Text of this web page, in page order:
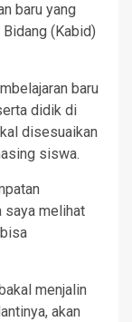
baru yang
(Kabid)
baru
didik di
disesuaikan
siswa.
saya melihat
menjalin
akan